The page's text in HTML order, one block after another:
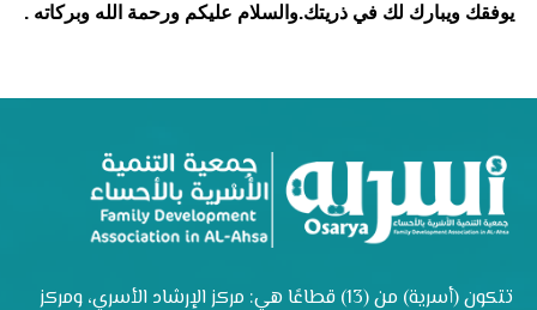
يوفقك ويبارك لك في ذريتك.والسلام عليكم ورحمة الله وبركاته .
تتكون (أسرية) من (13) قطاعًا هي: مركز الإرشاد الأسري، ومركز